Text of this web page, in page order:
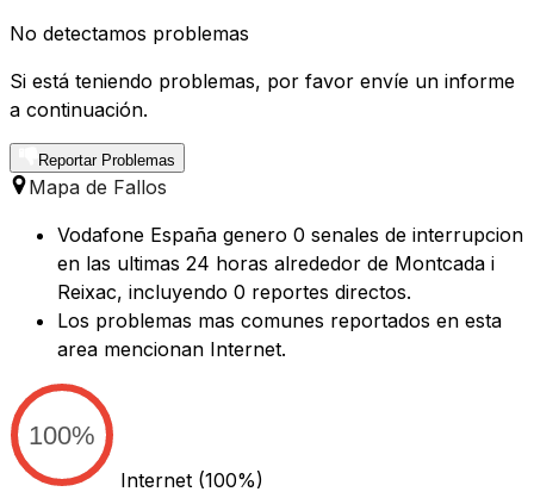
No detectamos problemas
Si está teniendo problemas, por favor envíe un informe
a continuación.
Reportar Problemas
Mapa de Fallos
Vodafone España genero 0 senales de interrupcion
en las ultimas 24 horas alrededor de Montcada i
Reixac, incluyendo 0 reportes directos.
Los problemas mas comunes reportados en esta
area mencionan Internet.
100%
Internet (100%)